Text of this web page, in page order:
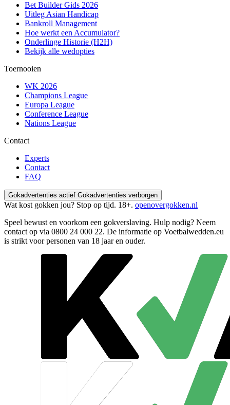
Bet Builder Gids 2026
Uitleg Asian Handicap
Bankroll Management
Hoe werkt een Accumulator?
Onderlinge Historie (H2H)
Bekijk alle wedopties
Toernooien
WK 2026
Champions League
Europa League
Conference League
Nations League
Contact
Experts
Contact
FAQ
Gokadvertenties actief Gokadvertenties verborgen
Wat kost gokken jou? Stop op tijd. 18+. openovergokken.nl
Speel bewust en voorkom een gokverslaving. Hulp nodig? Neem
contact op via 0800 24 000 22. De informatie op Voetbalwedden.eu
is strikt voor personen van 18 jaar en ouder.